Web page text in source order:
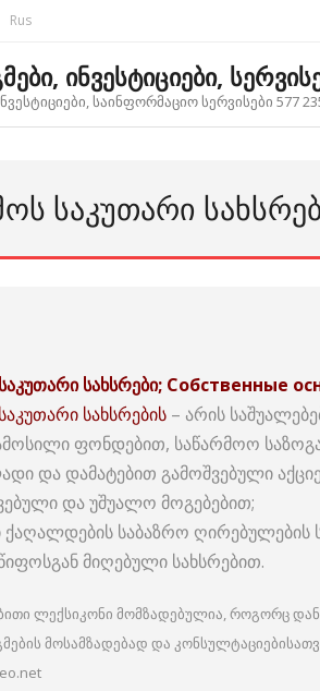
Rus
ინვესტიციები,
საინფორმაციო სერვისები 577
ᲡᲐᲙᲣᲗᲐᲠᲘ
სახსრები; Собственные
სახსრების – არის
ფონდებით, საწარმოო
და დამატებით გამოშვებული
და უშუალო მოგებებით;
ქაღალდების საბაზრო
მიღებული სახსრებით.
ლექსიკონი მომზადებულია, როგორც
მოსამზადებად და